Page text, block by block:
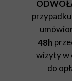
48h
wizyty w
do